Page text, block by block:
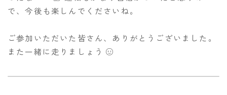
で、今後も楽しんでくださいね。
ご参加いただいた皆さん、ありがとうございました。
また一緒に走りましょう